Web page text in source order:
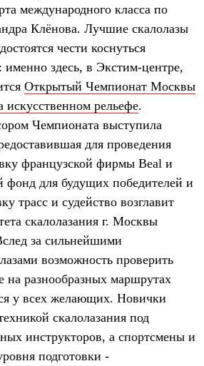
международного класса по
Клёнова. Лучшие скалолазы
чести коснуться
именно здесь, в Экстим-центре,
Открытый Чемпионат Москвы
искусственном рельефе.
Чемпионата выступила
для проведения
французской фирмы Beal и
фонд для будущих победителей и
трасс и судейство возглавит
скалолазания г. Москвы
за сильнейшими
возможность проверить
на разнообразных маршрутах
у всех желающих. Новички
скалолазания под
инструкторов, а спортсмены и
подготовки -